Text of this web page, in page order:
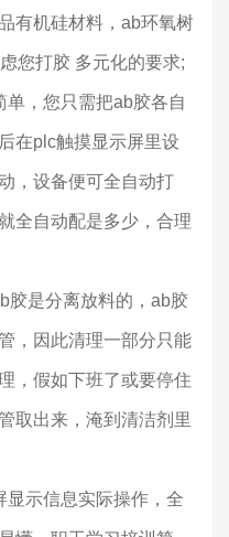
有机硅材料，ab环氧树
您打胶 多元化的要求;
，您只需把ab胶各自
在plc触摸显示屏里设
，设备便可全自动打
全自动配是多少，合理
是分离放料的，ab胶
，因此清理一部分只能
，假如下班了或要停住
取出来，淹到清洁剂里
示信息实际操作，全